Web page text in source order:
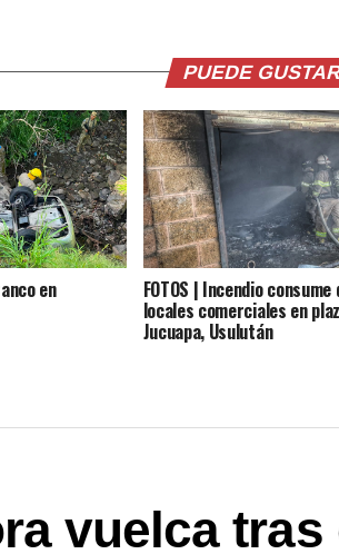
PUEDE
en FOTOS | Incendio consume
locales comerciales en
Jucuapa, Usulután
vuelca